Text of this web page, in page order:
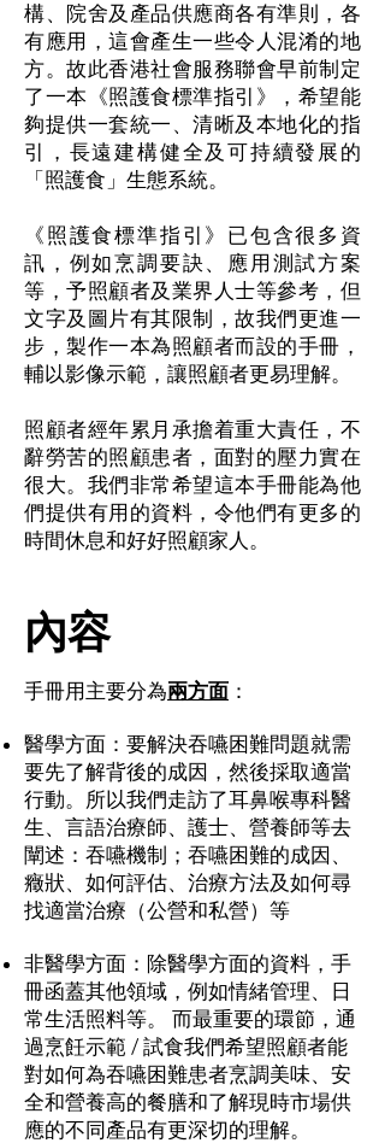
構、院舍及產品供應商各有準則，各
有應用，這會產生一些令人混淆的地
方。故此香港社會服務聯會早前制定
了一本《照護食標準指引》，希望能
夠提供一套統一、清晰及本地化的指
引，長遠建構健全及可持續發展的
「照護食」生態系統。
《照護食標準指引》已包含很多資
訊，例如烹調要訣、應用測試方案
等，予照顧者及業界人士等參考，但
文字及圖片有其限制，故我們更進一
步，製作一本為照顧者而設的手冊，
輔以影像示範，讓照顧者更易理解。
照顧者經年累月承擔着重大責任，不
辭勞苦的照顧患者，面對的壓力實在
很大。我們非常希望這本手冊能為他
們提供有用的資料，令他們有更多的
時間休息和好好照顧家人。
內容
手冊用主要分為兩方面 ：
醫學方面：要解決吞嚥困難問題就需
要先了解背後的成因，然後採取適當
行動。所以我們走訪了耳鼻喉專科醫
生、言語治療師、護士、營養師等去
闡述：吞嚥機制；吞嚥困難的成因、
癥狀、如何評估、治療方法及如何尋
找適當治療（公營和私營）等
非醫學方面：除醫學方面的資料，手
冊函蓋其他領域，例如情緒管理、日
常生活照料等。 而最重要的環節，通
過烹飪示範 / 試食我們希望照顧者能
對如何為吞嚥困難患者烹調美味、安
全和營養高的餐膳和了解現時市場供
應的不同產品有更深切的理解。